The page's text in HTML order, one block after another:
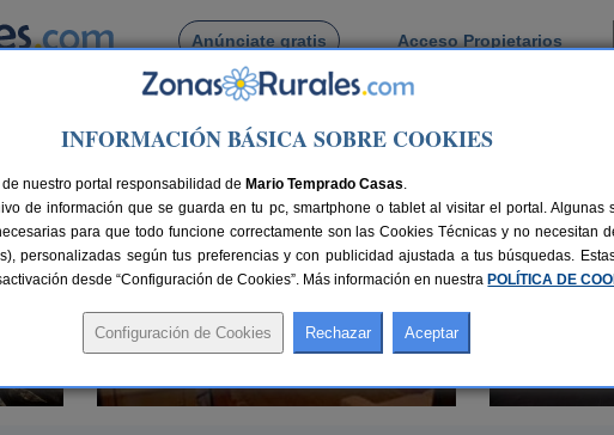
Anúnciate gratis Acceso Propietarios
Busca por pueblo
Cusanca
Apartamentos Vía Nova
INFORMACIÓN BÁSICA SOBRE COOKIES
nuestro portal responsabilidad de Mario Temprado Casas.
de información que se guarda en tu pc, smartphone o tablet al visitar el portal. Algunas
para que todo funcione correctamente son las Cookies Técnicas y no necesitan
personalizadas según tus preferencias y con publicidad ajustada a tus búsquedas.
desde “Configuración de Cookies”. Más información en nuestra POLÍTICA DE